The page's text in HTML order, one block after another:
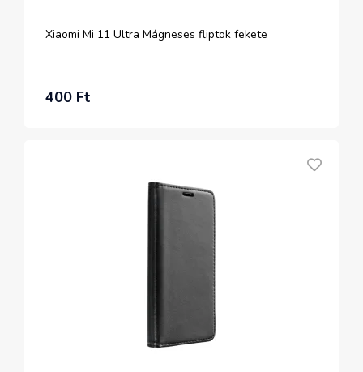
Xiaomi Mi 11 Ultra Mágneses fliptok fekete
400 Ft